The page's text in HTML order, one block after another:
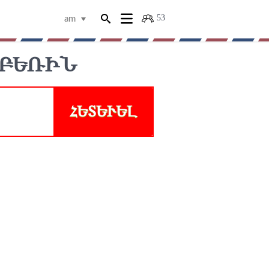
53
am
ՀԵՏԵՒԵԼ